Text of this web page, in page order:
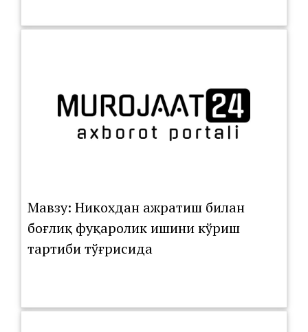
Мавзу: Никохдан ажратиш билан
боғлиқ фуқаролик ишини кўриш
тартиби тўғрисида